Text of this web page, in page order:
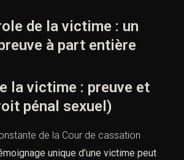
de la victime : un
à part entière
la victime : preuve et
pénal sexuel)
de la Cour de cassation
unique d’une victime peut